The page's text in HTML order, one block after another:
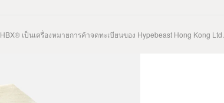
HBX® เป็นเครื่องหมายการค้าจดทะเบียนของ Hypebeast Hong Kong Ltd.